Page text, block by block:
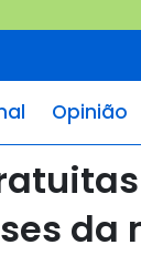
Opinião
da